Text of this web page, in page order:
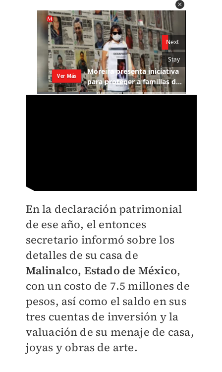
En la declaración patrimonial
de ese año, el entonces
secretario informó sobre los
detalles de su casa de
Malinalco, Estado de México,
con un costo de 7.5 millones de
pesos, así como el saldo en sus
tres cuentas de inversión y la
valuación de su menaje de casa,
joyas y obras de arte.